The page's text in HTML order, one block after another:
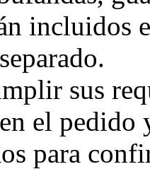
incluidos
sus
el pedido
para